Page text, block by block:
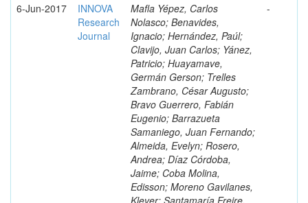
6-Jun-2017
INNOVA
Research
Journal
Mafla Yépez, Carlos
Nolasco; Benavides,
Ignacio; Hernández, Paúl;
Clavijo, Juan Carlos; Yánez,
Patricio; Huayamave,
Germán Gerson; Trelles
Zambrano, César Augusto;
Bravo Guerrero, Fabián
Eugenio; Barrazueta
Samaniego, Juan Fernando;
Almeida, Evelyn; Rosero,
Andrea; Díaz Córdoba,
Jaime; Coba Molina,
Edisson; Moreno Gavilanes,
Klever; Santamaría Freire,
-